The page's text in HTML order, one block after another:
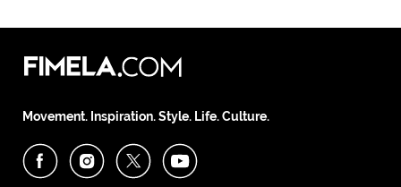
Movement. Inspiration. Style. Life. Culture.